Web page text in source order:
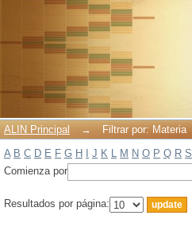
ALIN Principal →
Filtrar por: Materia
A B C D E F G H J K L M N O P Q R S
Comienza por
Resultados por página: